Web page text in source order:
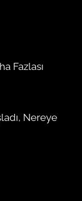
Fazlası
Nereye